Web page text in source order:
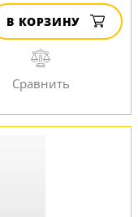
В КОРЗИНУ